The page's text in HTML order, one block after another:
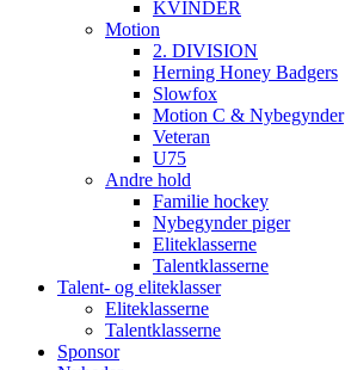
KVINDER
Motion
2. DIVISION
Herning Honey Badgers
Slowfox
Motion C & Nybegynder
Veteran
U75
Andre hold
Familie hockey
Nybegynder piger
Eliteklasserne
Talentklasserne
Talent- og eliteklasser
Eliteklasserne
Talentklasserne
Sponsor